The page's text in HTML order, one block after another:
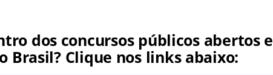
dos concursos públicos abertos e
Brasil? Clique nos links abaixo: